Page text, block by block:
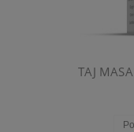
TAJ